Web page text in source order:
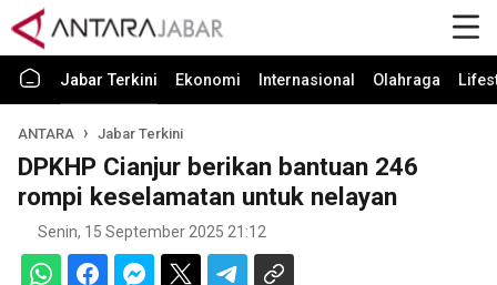
Jabar Terkini Ekonomi Internasional Olahraga
ANTARA Jabar Terkini
DPKHP Cianjur berikan bantuan 246
rompi keselamatan untuk nelayan
Senin, 15 September 2025 21:12